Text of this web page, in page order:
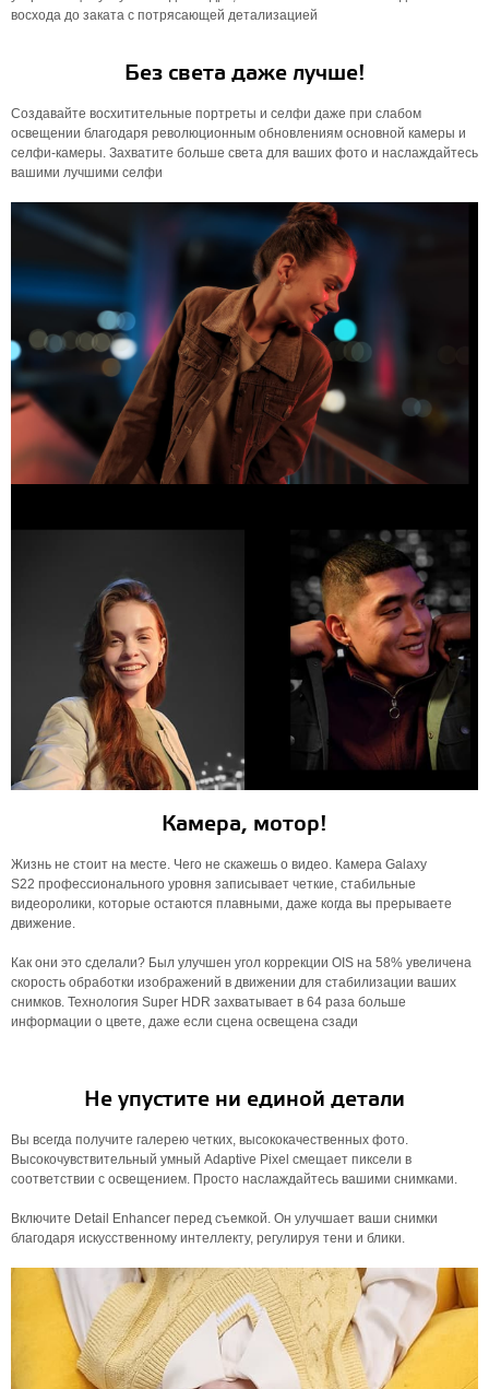
восхода до заката с потрясающей детализацией
Без света даже лучше!
Создавайте восхитительные портреты и селфи даже при слабом
освещении благодаря революционным обновлениям основной камеры и
селфи-камеры. Захватите больше света для ваших фото и наслаждайтесь
вашими лучшими селфи
Камера, мотор!
Жизнь не стоит на месте. Чего не скажешь о видео. Камера Galaxy
S22 профессионального уровня записывает четкие, стабильные
видеоролики, которые остаются плавными, даже когда вы прерываете
движение.
Как они это сделали? Был улучшен угол коррекции OIS на 58% увеличена
скорость обработки изображений в движении для стабилизации ваших
снимков. Технология Super HDR захватывает в 64 раза больше
информации о цвете, даже если сцена освещена сзади
Не упустите ни единой детали
Вы всегда получите галерею четких, высококачественных фото.
Высокочувствительный умный Adaptive Pixel смещает пиксели в
соответствии с освещением. Просто наслаждайтесь вашими снимками.
Включите Detail Enhancer перед съемкой. Он улучшает ваши снимки
благодаря искусственному интеллекту, регулируя тени и блики.